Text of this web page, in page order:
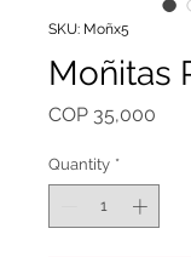
SKU: Moñx5
Moñitas
COP 35,000
Quantity *